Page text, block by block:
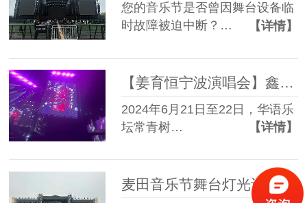
您的音乐节是否曾因舞台设备临
时故障被迫中断？…
【详情】
【姜育恒宁波演唱会】鑫禾舞美专业舞台搭建技术服务助力经典之声燃动奥体中心
2024年6月21日至22日，华语乐
坛常青树…
【详情】
麦田音乐节舞台灯光设备租赁搭建服务成功案例